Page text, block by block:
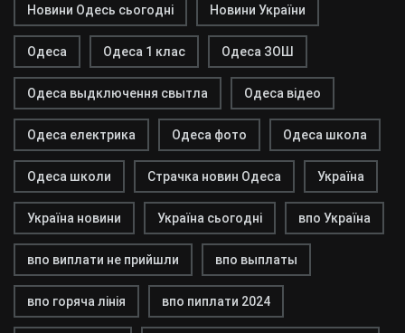
Новини Одесь сьогодні Новини України
Одеса Одеса 1 клас Одеса ЗОШ
Одеса выдключення свытла Одеса відео
Одеса електрика Одеса фото Одеса школа
Одеса школи Страчка новин Одеса Україна
Україна новини Україна сьогодні впо Україна
впо виплати не прийшли впо выплаты
впо горяча лінія впо пиплати 2024